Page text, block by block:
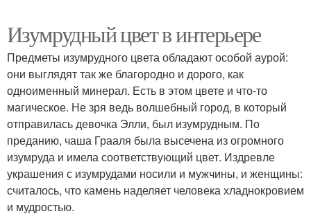
Изумрудный цвет в интерьере
Предметы изумрудного цвета обладают особой аурой:
они выглядят так же благородно и дорого, как
одноименный минерал. Есть в этом цвете и что-то
магическое. Не зря ведь волшебный город, в который
отправилась девочка Элли, был изумрудным. По
преданию, чаша Грааля была высечена из огромного
изумруда и имела соответствующий цвет. Издревле
украшения с изумрудами носили и мужчины, и женщины:
считалось, что камень наделяет человека хладнокровием
и мудростью.